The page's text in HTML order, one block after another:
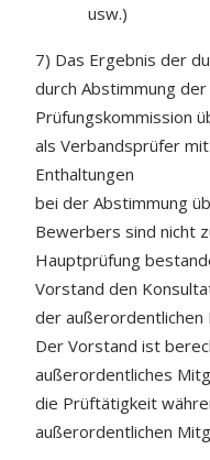
usw.)
7) Das Ergebnis der
durch Abstimmung
Prüfungskommission
als Verbandsprüfer
Enthaltungen
bei der Abstimmung
Bewerbers sind nicht
Hauptprüfung
Vorstand den
der
Der Vorstand ist
außerordentliches
die Prüftätigkeit
außerordentlichen